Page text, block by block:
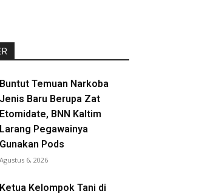
Buntut Temuan Narkoba
Jenis Baru Berupa Zat
Etomidate, BNN Kaltim
Larang Pegawainya
Gunakan Pods
Agustus 6, 2026
Ketua Kelompok Tani di